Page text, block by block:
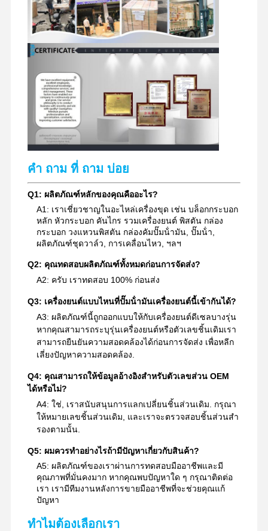
คํา ถาม ที่ ถาม บ่อย
Q1: ผลิตภัณฑ์หลักของคุณคืออะไร?
A1: เราเชี่ยวชาญในอะไหล่เครื่องขุด เช่น บล็อกกระบอก
หลัก หัวกระบอก คันไกร รวมเครื่องยนต์ พิสตัน กล่อง
กระบอก วงแหวนพิสตัน กล่องคัมปั๊มน้ํามัน, ปั๊มน้ํา,
ผลิตภัณฑ์ชุดวาล์ว, การเคลื่อนไหว, ฯลฯ
Q2: คุณทดสอบผลิตภัณฑ์ทั้งหมดก่อนการจัดส่ง?
A2: ครับ เราทดสอบ 100% ก่อนส่ง
Q3: เครื่องยนต์แบบไหนที่ปั๊มน้ํามันเครื่องยนต์นี้เข้ากันได้?
A3: ผลิตภัณฑ์นี้ถูกออกแบบให้กับเครื่องยนต์ดีเซลบางรุ่น
หากคุณสามารถระบุรุ่นเครื่องยนต์หรือตัวเลขชิ้นเดิมเรา
สามารถยืนยันความสอดคล้องได้ก่อนการจัดส่ง เพื่อหลีก
เลี่ยงปัญหาความสอดคล้อง.
Q4: คุณสามารถให้ข้อมูลอ้างอิงสําหรับตัวเลขส่วน OEM
ได้หรือไม่?
A4: ใช่, เราสนับสนุนการแลกเปลี่ยนชิ้นส่วนเดิม. กรุณา
ให้หมายเลขชิ้นส่วนเดิม, และเราจะตรวจสอบชิ้นส่วนสํา
รองตามนั้น.
Q5: ผมควรทําอย่างไรถ้ามีปัญหาเกี่ยวกับสินค้า?
A5: ผลิตภัณฑ์ของเราผ่านการทดสอบมืออาชีพและมี
คุณภาพที่มั่นคงมาก หากคุณพบปัญหาใด ๆ กรุณาติดต่อ
เรา เรามีทีมงานหลังการขายมืออาชีพที่จะช่วยคุณแก้
ปัญหา
ทําไมต้องเลือกเรา